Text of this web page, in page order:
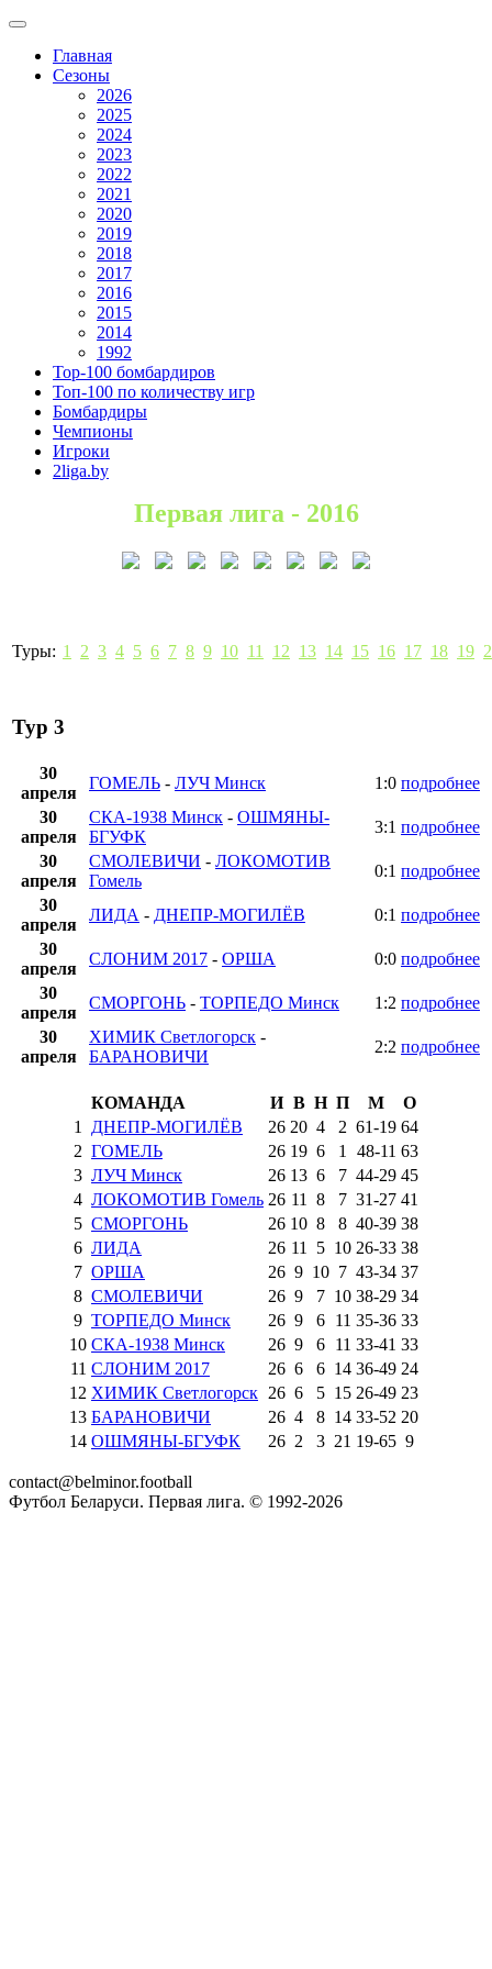
Главная
Сезоны
2026
2025
2024
2023
2022
2021
2020
2019
2018
2017
2016
2015
2014
1992
Top-100 бомбардиров
Топ-100 по количеству игр
Бомбардиры
Чемпионы
Игроки
2liga.by
Первая лига - 2016
Туры: 1 2 3 4 5 6 7 8 9 10 11 12 13 14 15 16 17 18 19
Тур 3
30
апреля
ГОМЕЛЬ - ЛУЧ Минск 1:0 подробнее
30
апреля
СКА-1938 Минск - ОШМЯНЫ-
БГУФК
3:1 подробнее
30
апреля
СМОЛЕВИЧИ - ЛОКОМОТИВ
Гомель
0:1 подробнее
30
апреля
ЛИДА - ДНЕПР-МОГИЛЁВ 0:1 подробнее
30
апреля
СЛОНИМ 2017 - ОРША 0:0 подробнее
30
апреля
СМОРГОНЬ - ТОРПЕДО Минск 1:2 подробнее
30
апреля
ХИМИК Светлогорск -
БАРАНОВИЧИ
2:2 подробнее
КОМАНДА И В Н П М
О
1
ДНЕПР-МОГИЛЁВ 26 20 4 2 61-19 64
2 ГОМЕЛЬ 26 19 6 1 48-11 63
3 ЛУЧ Минск 26 13 6 7 44-29 45
4 ЛОКОМОТИВ Гомель 26 11 8 7 31-27 41
5 СМОРГОНЬ 26 10 8 8 40-39 38
6 ЛИДА 26 11 5 10 26-33 38
7 ОРША 26 9 10 7 43-34 37
8 СМОЛЕВИЧИ 26 9 7 10 38-29 34
9 ТОРПЕДО Минск 26 9 6 11 35-36 33
10 СКА-1938 Минск 26 9 6 11 33-41 33
11 СЛОНИМ 2017 26 6 6 14 36-49 24
12 ХИМИК Светлогорск 26 6 5 15 26-49 23
13 БАРАНОВИЧИ 26 4 8 14 33-52 20
14 ОШМЯНЫ-БГУФК 26 2 3 21 19-65 9
contact@belminor.football
Футбол Беларуси. Первая лига. © 1992-2026